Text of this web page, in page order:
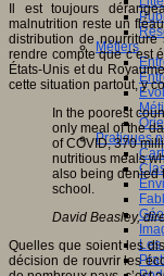
Métiers
Pratiques
Les
Il est toujours
malnutrition reste un
distribution de
rendre compte que c’est
États-Unis et du
cette situation partout, y
In the poorest
only meal of the
of COVID, 370
nutritious meals
also being denied
school.
David Beasley,
Quelles que soient les
décision de rouvrir les